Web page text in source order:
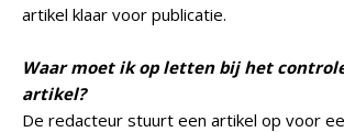
artikel klaar voor publicatie.
Waar moet ik op letten bij het
artikel?
De redacteur stuurt een artikel op voor